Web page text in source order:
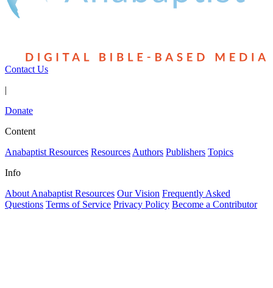
Contact Us
|
Donate
Content
Anabaptist Resources Resources Authors Publishers Topics
Info
About Anabaptist Resources Our Vision Frequently Asked
Questions Terms of Service Privacy Policy Become a Contributor